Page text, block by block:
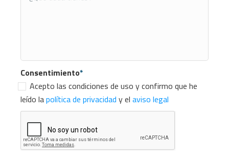
Consentimiento*
Acepto las condiciones de uso y confirmo que he
leído lapolítica de privacidad y el aviso legal